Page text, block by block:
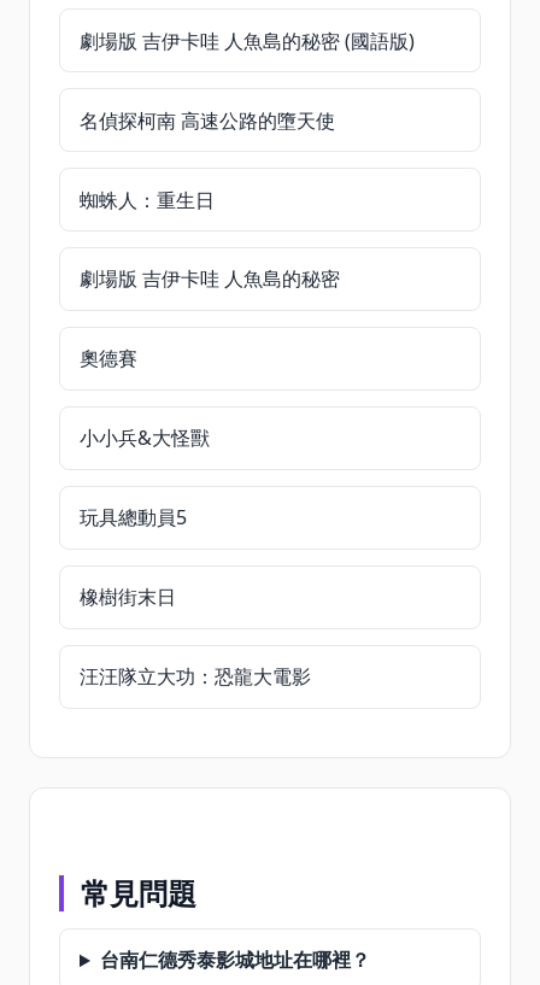
劇場版 吉伊卡哇 人魚島的秘密 (國語版)
名偵探柯南 高速公路的墮天使
蜘蛛人：重生日
劇場版 吉伊卡哇 人魚島的秘密
奧德賽
小小兵&大怪獸
玩具總動員5
橡樹街末日
汪汪隊立大功：恐龍大電影
常見問題
台南仁德秀泰影城地址在哪裡？